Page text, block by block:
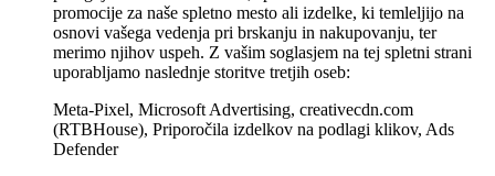
promocije za naše spletno mesto ali izdelke, ki temleljijo na
osnovi vašega vedenja pri brskanju in nakupovanju, ter
merimo njihov uspeh. Z vašim soglasjem na tej spletni strani
uporabljamo naslednje storitve tretjih oseb:
Meta-Pixel, Microsoft Advertising, creativecdn.com
(RTBHouse), Priporočila izdelkov na podlagi klikov, Ads
Defender